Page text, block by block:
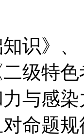
识》
级特
与感
命题